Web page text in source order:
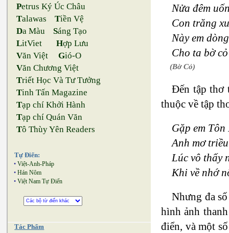
Petrus Ký Úc Châu
Talawas Tiền Vệ
Da Màu Sáng Tạo
LitViet Hợp Lưu
Văn Việt Gió-O
Văn Chương Việt
Triết Học Và Tư Tưởng
Tinh Tấn Magazine
Tạp chí Khởi Hành
Tạp chí Quán Văn
Tô Thùy Yên Readers
Tự Điển:
• Việt-Anh-Pháp
• Hán Nôm
• Việt Nam Tự Điển
Tác Phẩm
Nửa đêm
Con trăng
Này em
Cho ta bờ
(Bờ Cỏ)
Đến tập thơ
thuộc về tập
Gặp em
Anh mơ
Lúc vô thấy
Khi về nhớ
Nhưng đa
hình ảnh
điển, và một